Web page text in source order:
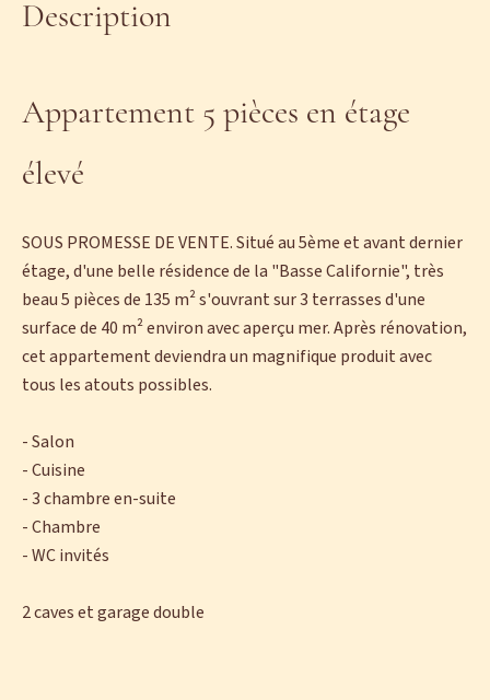
Description
Appartement 5 pièces en étage
élevé
SOUS PROMESSE DE VENTE. Situé au 5ème et avant dernier
étage, d'une belle résidence de la "Basse Californie", très
beau 5 pièces de 135 m² s'ouvrant sur 3 terrasses d'une
surface de 40 m² environ avec aperçu mer. Après rénovation,
cet appartement deviendra un magnifique produit avec
tous les atouts possibles.
- Salon
- Cuisine
- 3 chambre en-suite
- Chambre
- WC invités
2 caves et garage double